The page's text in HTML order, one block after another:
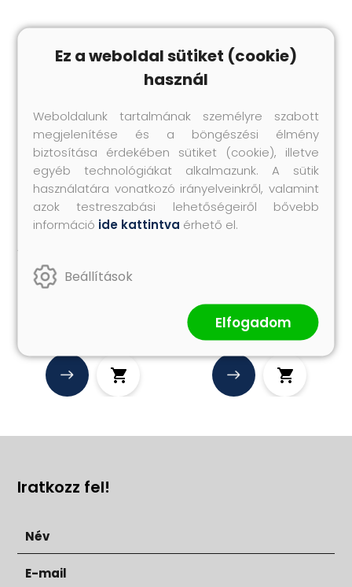
Hasonló termékek
Aranykút
T. Lach
Eredeti ár:
2 940.-
Iratkozz fel!
Ez a weboldal sütiket (cookie)
használ
Weboldalunk tartalmának személyre szabott
megjelenítése és a böngészési élmény
biztosítása érdekében sütiket (cookie), illetve
egyéb technológiákat alkalmazunk. A sütik
használatára vonatkozó irányelveinkről, valamint
azok testreszabási lehetőségeiről bővebb
információ ide kattintva érhető el.
Beállítások
Elfogadom